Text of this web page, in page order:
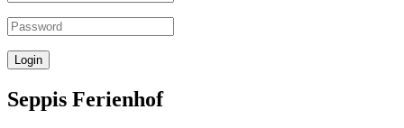
Seppis Ferienhof